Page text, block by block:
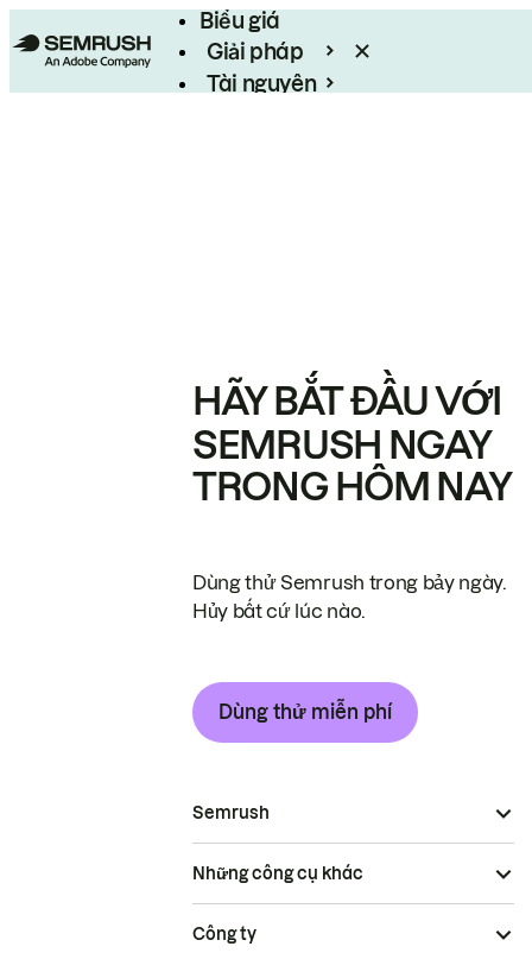
Biểu giá
Giải pháp
Tài nguyên
HÃY BẮT ĐẦU VỚI
SEMRUSH NGAY
TRONG HÔM NAY
Dùng thử Semrush trong bảy ngày.
Hủy bất cứ lúc nào.
Dùng thử miễn phí
Semrush
Những công cụ khác
Công ty